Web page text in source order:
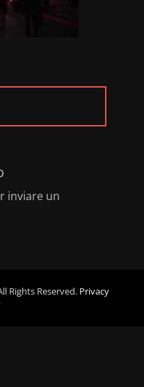
inviare un
Rights Reserved. Privacy